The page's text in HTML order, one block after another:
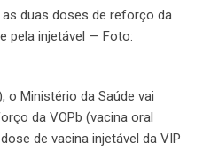
duas doses de reforço da
pela injetável — Foto:
o Ministério da Saúde vai
da VOPb (vacina oral
de vacina injetável da VIP